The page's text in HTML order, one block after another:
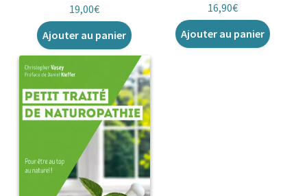
19,00€
Ajouter au panier
16,90€
Ajouter au panier